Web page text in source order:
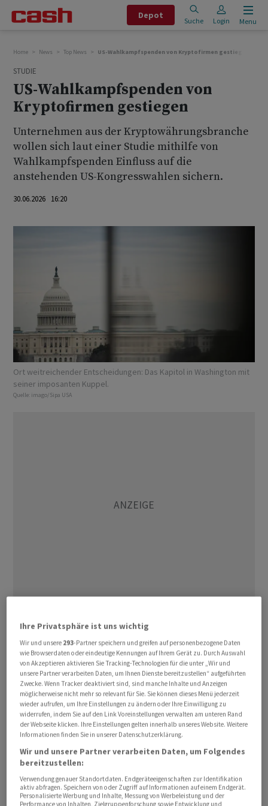
Depot
Suche Login Menu
Home News Top News US-Wahlkampfspenden von Kryptofirmen gestiegen
STUDIE
US-Wahlkampfspenden von
Kryptofirmen gestiegen
Unternehmen aus der Kryptowährungsbranche
wollen sich laut einer Studie mithilfe von
Wahlkampfspenden Einfluss auf die
anstehenden US-Kongresswahlen sichern.
30.06.2026 16:20
Ort weitreichender Entscheidungen: Das Kapitol in Washington mit
seiner imposanten Kuppel.
Quelle: imago/Sipa USA
Dollar ausgegeben, ergab eine am Dienstag
veröffentlichte Untersuchung der
⁠Verbraucherorganisation Public Citizen. Dies sei ein
Drittel aller Zahlungen von Unternehmen und deutlich
mehr als in vorangegangenen ‌Wahlzyklen.
Weitere 294 Millionen Dollar hätten grosse Technologie-
Konzerne, KI-Entwickler und ‌Anbieter von Online-
Glücksspielen gespendet. Zu den ​grössten Geldgebern
zählten der Wagniskapitalgeber Andreessen Horowitz,
die Kryptobörse Coinbase und Ripple Labs, der
Finanzdienstleister hinter der Kryptowährung Ripple.
Ihre Privatsphäre ist uns wichtig
Wir und unsere 293-Partner speichern und greifen auf personenbezogene Daten
wie Browserdaten oder eindeutige Kennungen auf Ihrem Gerät zu. Durch Auswahl
von Akzeptieren aktivieren Sie Tracking-Technologien für die unter „Wir und
unsere Partner verarbeiten Daten, um Ihnen Dienste bereitzustellen“ aufgeführten
Zwecke. Wenn Tracker deaktiviert sind, sind manche Inhalte und Anzeigen
möglicherweise nicht mehr so relevant für Sie. Sie können dieses Menü jederzeit
wieder aufrufen, um Ihre Einstellungen zu ändern oder Ihre Einwilligung zu
widerrufen, indem Sie auf den Link Voreinstellungen verwalten am unteren Rand
der Webseite klicken. Ihre Einstellungen gelten innerhalb unseres Website. Weitere
Informationen finden Sie in unserer Datenschutzerklärung.
Wir und unsere Partner verarbeiten Daten, um Folgendes
bereitzustellen:
Verwendung genauer Standortdaten. Endgeräteeigenschaften zur Identifikation
aktiv abfragen. Speichern von oder Zugriff auf Informationen auf einem Endgerät.
Personalisierte Werbung und Inhalte, Messung von Werbeleistung und der
Performance von Inhalten, Zielgruppenforschung sowie Entwicklung und